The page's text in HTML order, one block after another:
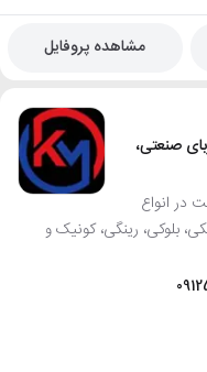
مشاهده پروفایل
صنعتی،
در انواع
بلوکی، رینگی، کونیک و